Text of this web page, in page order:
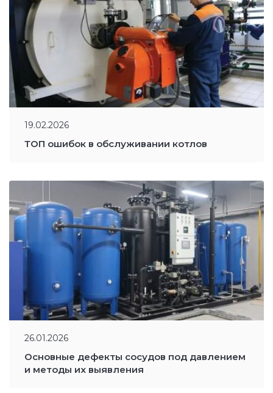
19.02.2026
ТОП ошибок в обслуживании котлов
26.01.2026
Основные дефекты сосудов под давлением
и методы их выявления